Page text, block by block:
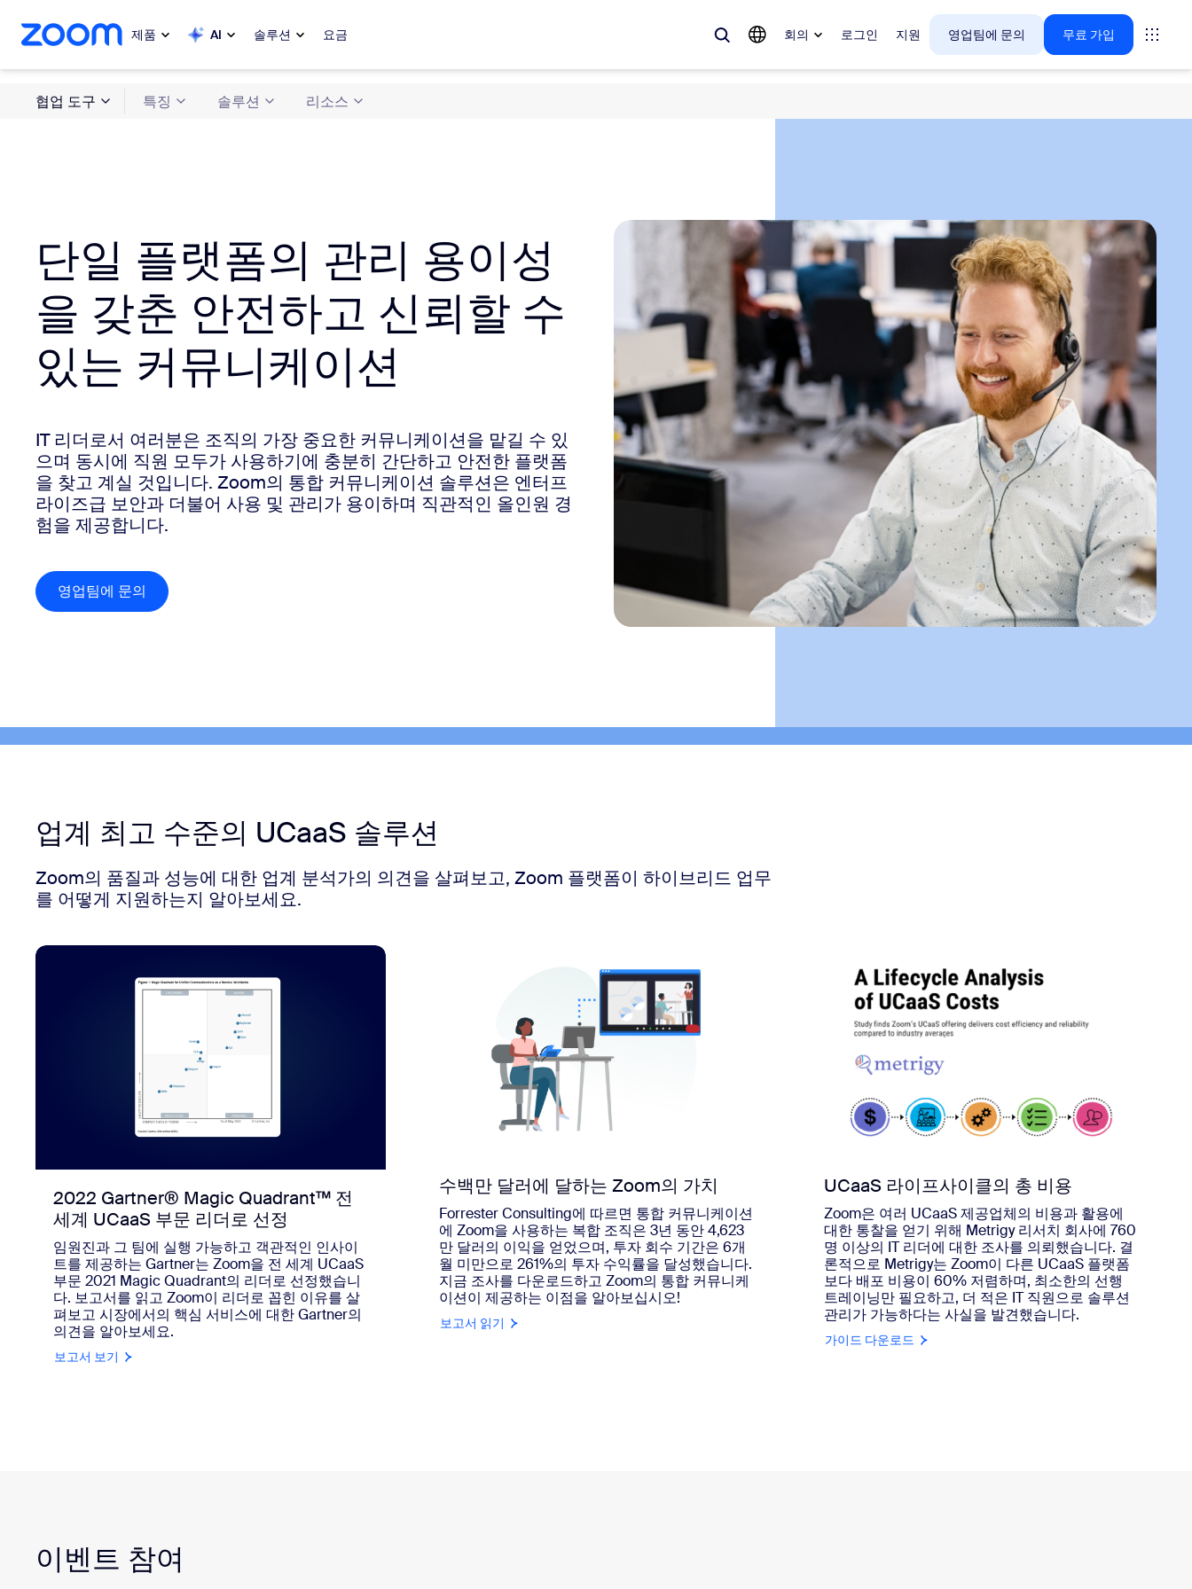
용으로 건너뛰기
팅으로 건너뛰기 제품 AI 솔루션 요금 회의 로그인 지원 영업팀에 문의 무료 가입
인기
Zoom CX
Zoom AI
앱 및 통합
Rooms
Phone Canvas
Contact Center CX 인사이트
Bonsai
데스크톱에 설치
다운로드 센터
문의하기
+1 888-799-9666 +1 888-303-1012
협업 도구 특징 솔루션 리소스
단일 플랫폼의 관리 용이성
을 갖춘 안전하고 신뢰할 수
있는 커뮤니케이션
IT 리더로서 여러분은 조직의 가장 중요한 커뮤니케이션을 맡길 수 있
으며 동시에 직원 모두가 사용하기에 충분히 간단하고 안전한 플랫폼
을 찾고 계실 것입니다. Zoom의 통합 커뮤니케이션 솔루션은 엔터프
라이즈급 보안과 더불어 사용 및 관리가 용이하며 직관적인 올인원 경
험을 제공합니다.
영업팀에 문의
업계 최고 수준의 UCaaS 솔루션
Zoom의 품질과 성능에 대한 업계 분석가의 의견을 살펴보고, Zoom 플랫폼이 하이브리드 업무
를 어떻게 지원하는지 알아보세요.
2022 Gartner® Magic Quadrant™ 전
세계 UCaaS 부문 리더로 선정
임원진과 그 팀에 실행 가능하고 객관적인 인사이
트를 제공하는 Gartner는 Zoom을 전 세계 UCaaS
부문 2021 Magic Quadrant의 리더로 선정했습니
다. 보고서를 읽고 Zoom이 리더로 꼽힌 이유를 살
펴보고 시장에서의 핵심 서비스에 대한 Gartner의
의견을 알아보세요.
보고서 보기
수백만 달러에 달하는 Zoom의 가치
Forrester Consulting에 따르면 통합 커뮤니케이션
에 Zoom을 사용하는 복합 조직은 3년 동안 4,623
만 달러의 이익을 얻었으며, 투자 회수 기간은 6개
월 미만으로 261%의 투자 수익률을 달성했습니다.
지금 조사를 다운로드하고 Zoom의 통합 커뮤니케
이션이 제공하는 이점을 알아보십시오!
보고서 읽기
UCaaS 라이프사이클의 총 비용
Zoom은 여러 UCaaS 제공업체의 비용과 활용에
대한 통찰을 얻기 위해 Metrigy 리서치 회사에 760
명 이상의 IT 리더에 대한 조사를 의뢰했습니다. 결
론적으로 Metrigy는 Zoom이 다른 UCaaS 플랫폼
보다 배포 비용이 60% 저렴하며, 최소한의 선행
트레이닝만 필요하고, 더 적은 IT 직원으로 솔루션
관리가 가능하다는 사실을 발견했습니다.
가이드 다운로드
이벤트 참여